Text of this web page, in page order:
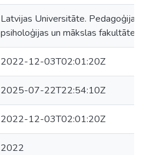
Latvijas Universitāte. Pedagoģijas,
psiholoģijas un mākslas fakultāte
2022-12-03T02:01:20Z
2025-07-22T22:54:10Z
2022-12-03T02:01:20Z
2022